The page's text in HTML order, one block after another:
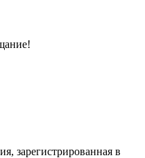
зарегистрированная в